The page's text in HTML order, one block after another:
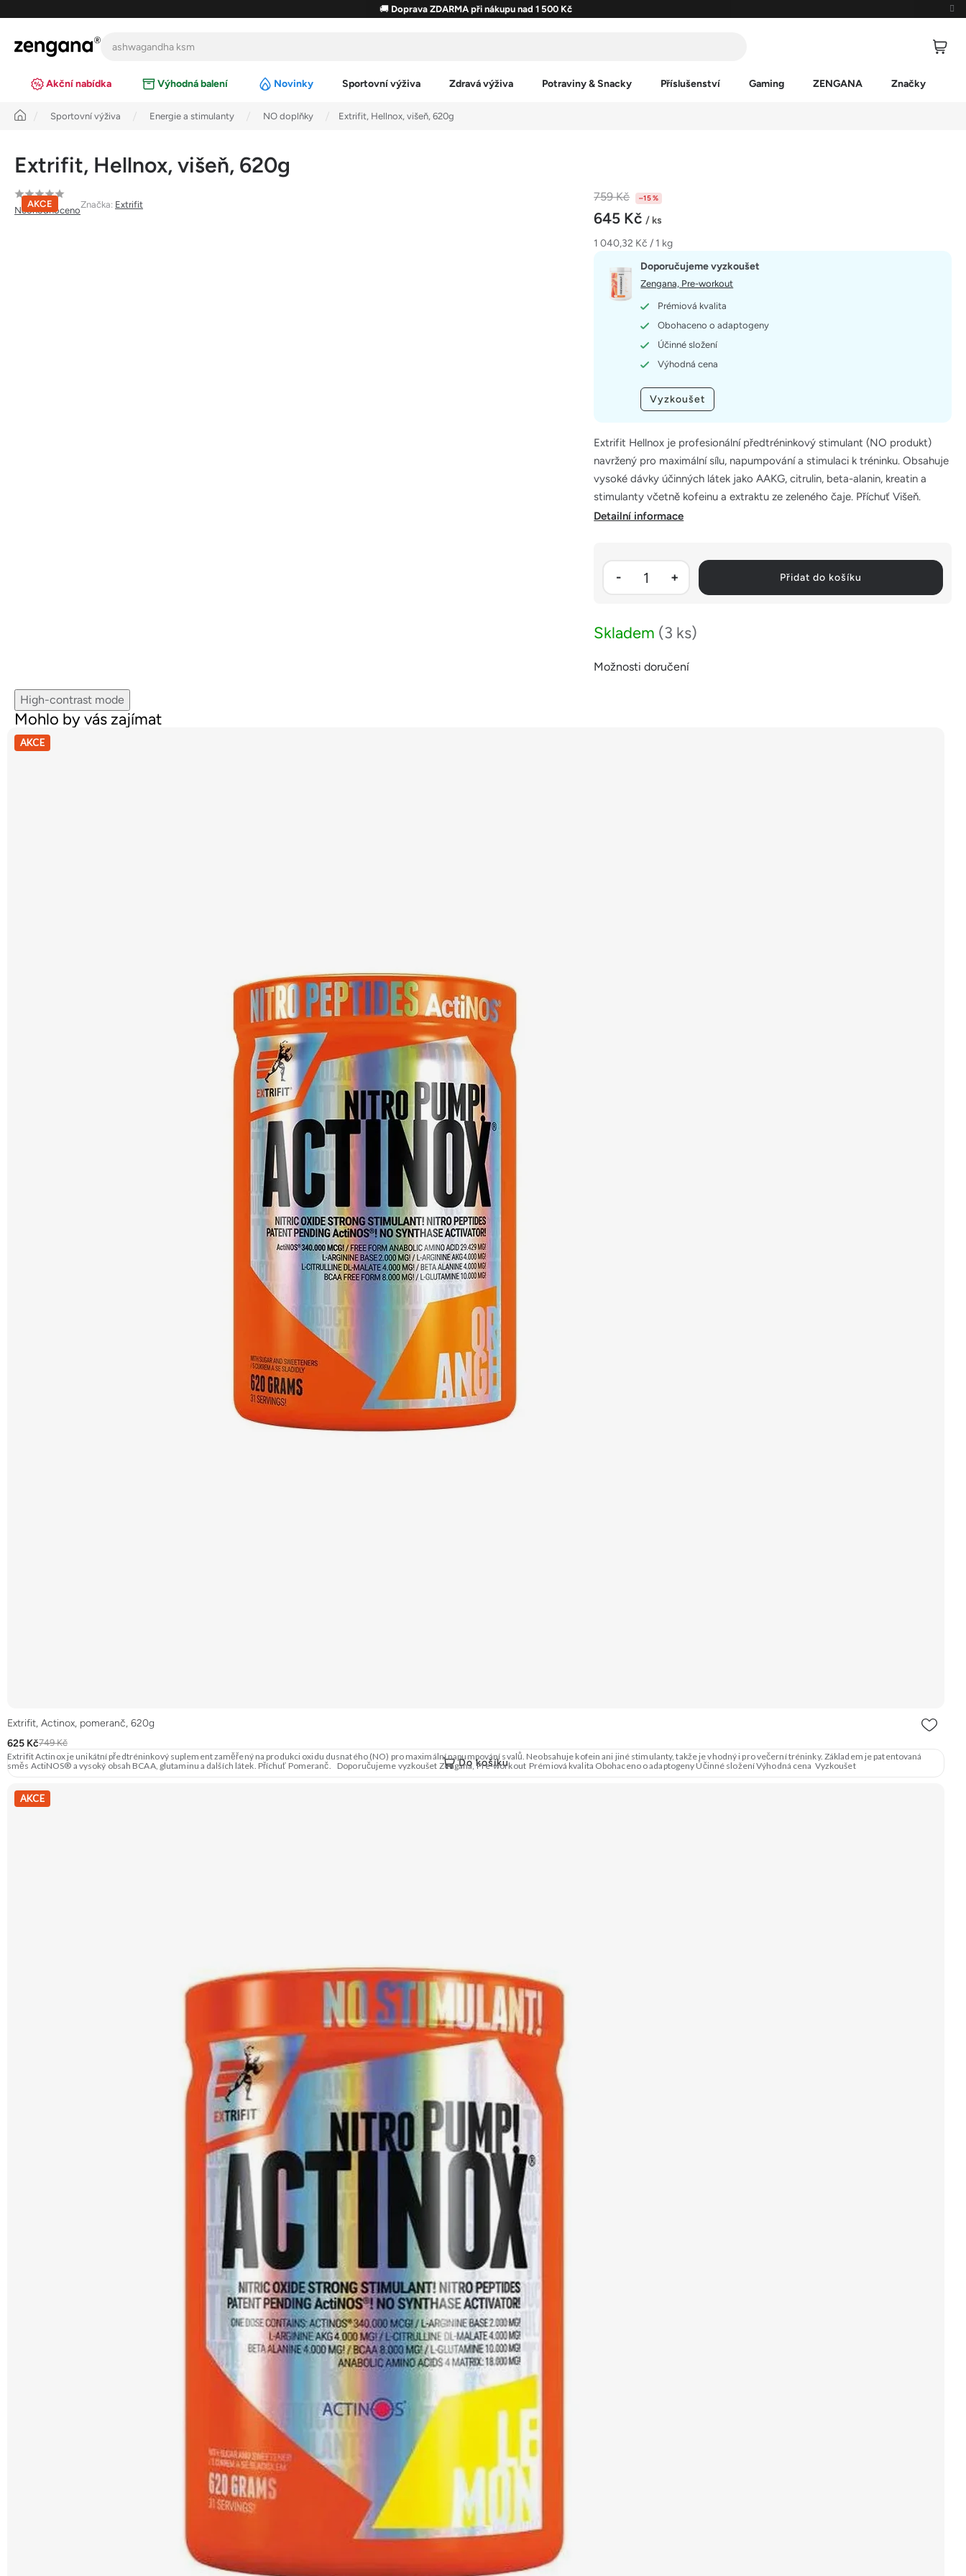
obsah
🚚 Doprava ZDARMA při nákupu nad 1 500 Kč
Akční nabídka Výhodná balení Novinky Sportovní výživa Zdravá výživa Potraviny & Snacky Příslušenství Gaming ZENGANA Značky
Úvod Sportovní výživa Energie a stimulanty NO doplňky Extrifit, Hellnox, višeň, 620g
Extrifit, Hellnox, višeň, 620g
AKCE
Průměrné
hodnocení
Neohodnoceno
Značka: Extrifit
759 Kč –15 %
645 Kč/ ks
Měrná
1 040,32 Kč / 1 kg
Skladem (3 ks)
Možnosti doručení
Přidat do košíku
Extrifit Hellnox je profesionální předtréninkový stimulant (NO produkt)
navržený pro maximální sílu, napumpování a stimulaci k tréninku. Obsahuje
vysoké dávky účinných látek jako AAKG, citrulin, beta-alanin, kreatin a
stimulanty včetně kofeinu a extraktu ze zeleného čaje. Příchuť Višeň.
Doporučujeme vyzkoušet
Zengana, Pre-workout
Prémiová kvalita
Obohaceno o adaptogeny
Účinné složení
Výhodná cena
Vyzkoušet
Detailní informace
High-contrast mode
Mohlo by vás zajímat
AKCE
Extrifit, Actinox, pomeranč, 620g
625 Kč749 Kč
Do košíku
Extrifit Actinox je unikátní předtréninkový suplement zaměřený na produkci oxidu dusnatého (NO) pro maximální napumpování svalů. Neobsahuje kofein ani jiné stimulanty, takže je vhodný i pro večerní tréninky. Základem je patentovaná
směs ActiNOS® a vysoký obsah BCAA, glutaminu a dalších látek. Příchuť Pomeranč. Doporučujeme vyzkoušet Zengana, Pre-workout Prémiová kvalita Obohaceno o adaptogeny Účinné složení Výhodná cena Vyzkoušet
AKCE